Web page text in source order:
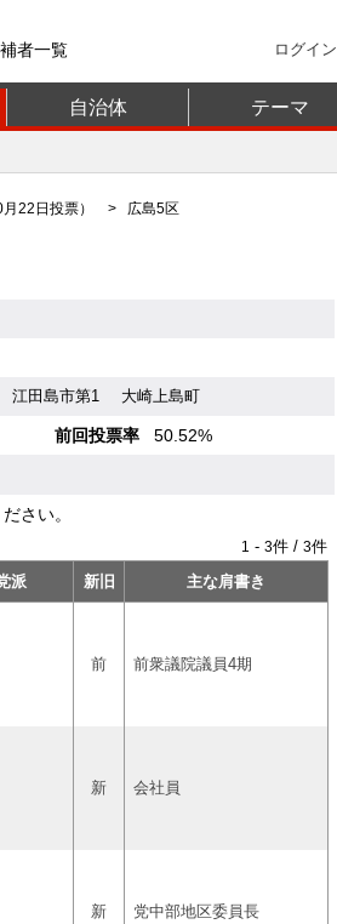
者一覧 ログイン
自治体 テーマ
22日投票） > 広島5区
江田島市第1 大崎上島町
前回投票率
50.52%
さい。
1 - 3件 / 3件
派 新旧 主な肩書き
前 前衆議院議員4期
新 会社員
新 党中部地区委員長